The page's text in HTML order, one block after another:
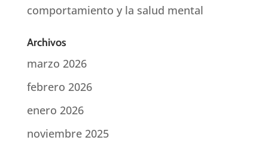
comportamiento y la salud mental
Archivos
marzo 2026
febrero 2026
enero 2026
noviembre 2025